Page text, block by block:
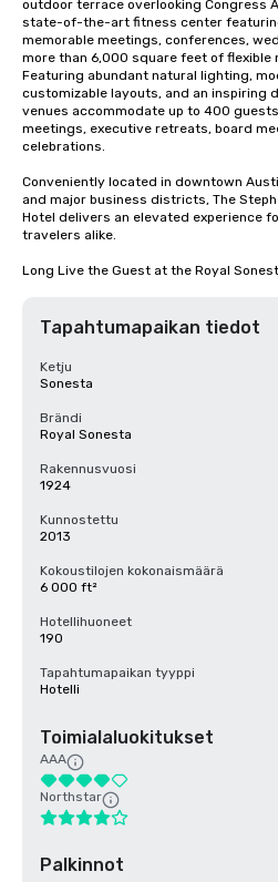
outdoor terrace overlooking Congress
state-of-the-art fitness center
memorable meetings, conferences,
more than 6,000 square feet of flexible
Featuring abundant natural lighting,
customizable layouts, and an inspiring
venues accommodate up to 400
meetings, executive retreats, board
celebrations.
Conveniently located in downtown
and major business districts, The
Hotel delivers an elevated experience
travelers alike.
Long Live the Guest at the Royal
Tapahtumapaikan tiedot
Ketju
Sonesta
Brändi
Royal Sonesta
Rakennusvuosi
1924
Kunnostettu
2013
Kokoustilojen kokonaismäärä
6 000 ft²
Hotellihuoneet
190
Tapahtumapaikan tyyppi
Hotelli
Toimialaluokitukset
AAA
Northstar
Palkinnot